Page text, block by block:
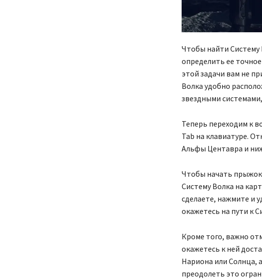
Чтобы найти Систему
определить ее
этой задачи вам не
Волка удобно
звездными
Теперь переходим к
Tab на клавиатуре.
Альфы Центавра и
Чтобы начать прыжок
Систему Волка на
сделаете, нажмите и
окажетесь на пути к
Кроме того, важно
окажетесь к ней
Нариона или Солнца,
преодолеть это